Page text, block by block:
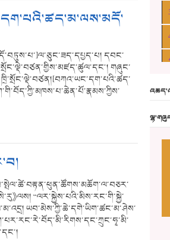
དབང་
གཞུང་
》ལས། “ལར་སྐྱེས་པའི་མིས་རང་གི་སྐྱེ་
ཡབ་མེས་ཀྱི་ཆེ་དགེ་ཡིག་ཚང་མ་ཤེས་